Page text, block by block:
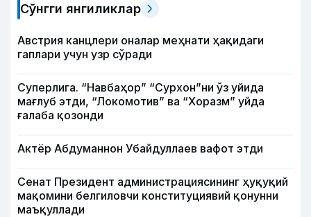
Сўнгги янгиликлар
Австрия канцлери оналар меҳнати ҳақидаги
гаплари учун узр сўради
Суперлига. “Навбаҳор” “Сурхон”ни ўз уйида
мағлуб этди, “Локомотив” ва “Хоразм” уйда
ғалаба қозонди
Актёр Абду­маннон Убайдуллаев вафот этди
Сенат Президент администрациясининг ҳуқуқий
мақомини белгиловчи конституциявий қонунни
маъқуллади